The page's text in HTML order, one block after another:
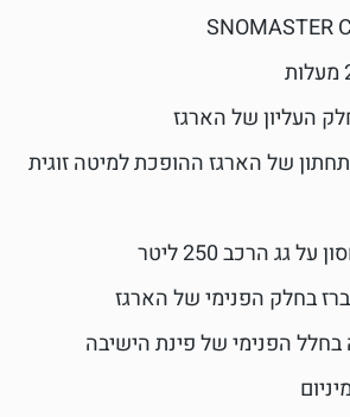
העליון של הארגז
של הארגז ההופכת למיטה זוגית
בחלק הפנימי של הארגז
הפנימי של פינת הישיבה